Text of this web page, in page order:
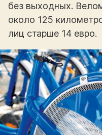
без выходных.
около 125
лиц старше 14 евро.